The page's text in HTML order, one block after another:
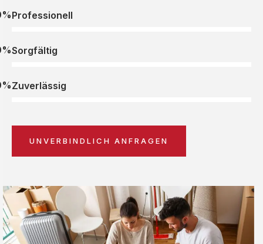
Professionell
Sorgfältig
Zuverlässig
UNVERBINDLICH ANFRAGEN